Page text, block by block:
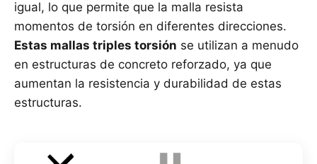
igual, lo que permite que la malla resista
momentos de torsión en diferentes direcciones.
Estas mallas triples torsión se utilizan a menudo
en estructuras de concreto reforzado, ya que
aumentan la resistencia y durabilidad de estas
estructuras.